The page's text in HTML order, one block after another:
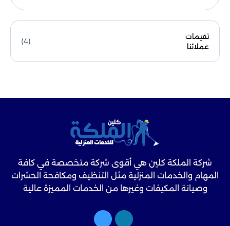
تقيمات
عملائنا
(4)
شركة الملكة كلين هي أقوى شركة متخصصة في كافة
المهام والخدمات المنزلية مثل التنظيف ومكافحة الحشرات
وصيانة المكيفات وغيرها من الخدمات المميزة عالية